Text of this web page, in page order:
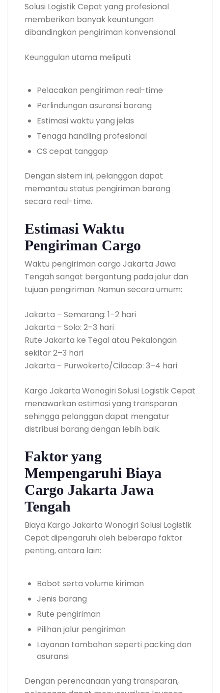
Solusi Logistik Cepat yang profesional
memberikan banyak keuntungan
dibandingkan pengiriman konvensional.
Keunggulan utama meliputi:
Pelacakan pengiriman real-time
Perlindungan asuransi barang
Estimasi waktu yang jelas
Tenaga handling profesional
CS cepat tanggap
Dengan sistem ini, pelanggan dapat
memantau status pengiriman barang
secara real-time.
Estimasi Waktu
Pengiriman Cargo
Waktu pengiriman cargo Jakarta Jawa
Tengah sangat bergantung pada jalur dan
tujuan pengiriman. Namun secara umum:
Jakarta – Semarang: 1–2 hari
Jakarta – Solo: 2–3 hari
Rute Jakarta ke Tegal atau Pekalongan
sekitar 2–3 hari
Jakarta – Purwokerto/Cilacap: 3–4 hari
Kargo Jakarta Wonogiri Solusi Logistik Cepat
menawarkan estimasi yang transparan
sehingga pelanggan dapat mengatur
distribusi barang dengan lebih baik.
Faktor yang
Mempengaruhi Biaya
Cargo Jakarta Jawa
Tengah
Biaya Kargo Jakarta Wonogiri Solusi Logistik
Cepat dipengaruhi oleh beberapa faktor
penting, antara lain:
Bobot serta volume kiriman
Jenis barang
Rute pengiriman
Pilihan jalur pengiriman
Layanan tambahan seperti packing dan
asuransi
Dengan perencanaan yang transparan,